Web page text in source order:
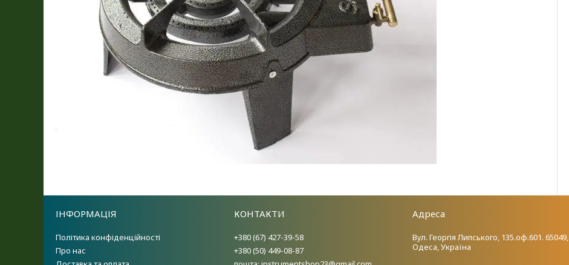
ІНФОРМАЦІЯ
Політика конфіденційності
Про нас
КОНТАКТИ
+380 (67) 427-39-58
+380 (50) 449-08-87
Адреса
Вул. Георгія Липського, 135.оф.601. 65049,
Одеса, Україна